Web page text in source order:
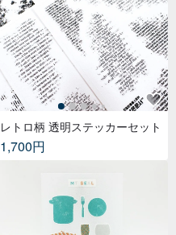
レトロ柄 透明ステッカーセット
1,700円